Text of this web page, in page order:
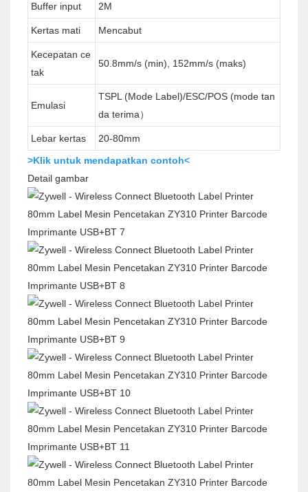
Buffer input 2M
Kertas mati Mencabut
Kecepatan ce
tak
50.8mm/s (min), 152mm/s (maks)
Emulasi
TSPL (Mode Label)/ESC/POS (mode tan
da terima）
Lebar kertas
20-80mm
>Klik untuk mendapatkan contoh<
Detail gambar